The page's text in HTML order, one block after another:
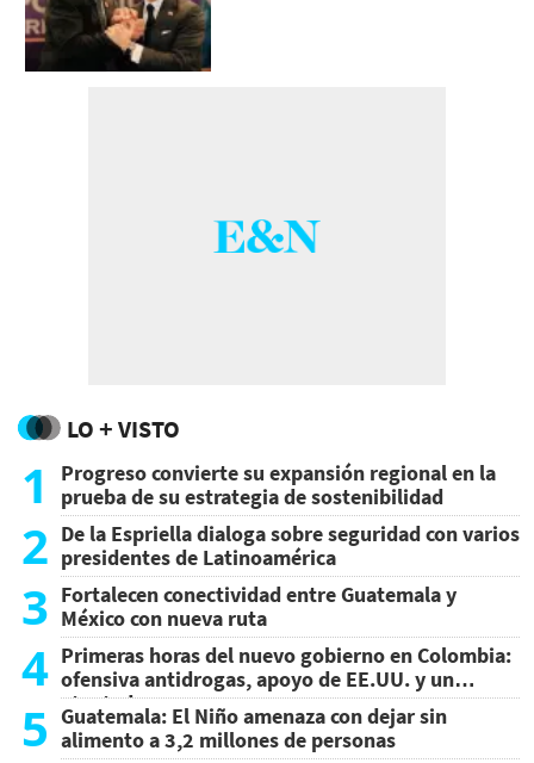
LO + VISTO
1
Progreso convierte su expansión regional en la
prueba de su estrategia de sostenibilidad
2 De la Espriella dialoga sobre seguridad con varios
presidentes de Latinoamérica
3 Fortalecen conectividad entre Guatemala y
México con nueva ruta
4 Primeras horas del nuevo gobierno en Colombia:
ofensiva antidrogas, apoyo de EE.UU. y un
atentado
5 Guatemala: El Niño amenaza con dejar sin
alimento a 3,2 millones de personas